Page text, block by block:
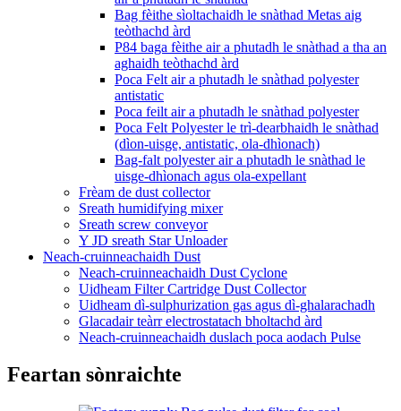
Bag fèithe sìoltachaidh le snàthad Metas aig
teòthachd àrd
P84 baga fèithe air a phutadh le snàthad a tha an
aghaidh teòthachd àrd
Poca Felt air a phutadh le snàthad polyester
antistatic
Poca feilt air a phutadh le snàthad polyester
Poca Felt Polyester le trì-dearbhaidh le snàthad
(dìon-uisge, antistatic, ola-dhìonach)
Bag-falt polyester air a phutadh le snàthad le
uisge-dhìonach agus ola-expellant
Frèam de dust collector
Sreath humidifying mixer
Sreath screw conveyor
Y JD sreath Star Unloader
Neach-cruinneachaidh Dust
Neach-cruinneachaidh Dust Cyclone
Uidheam Filter Cartridge Dust Collector
Uidheam dì-sulphurization gas agus dì-ghalarachadh
Glacadair teàrr electrostatach bholtachd àrd
Neach-cruinneachaidh duslach poca aodach Pulse
Feartan sònraichte